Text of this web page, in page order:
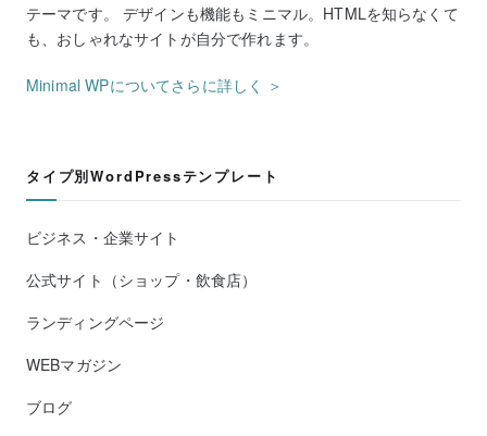
テーマです。 デザインも機能もミニマル。HTMLを知らなくて
も、おしゃれなサイトが自分で作れます。
Minimal WPについてさらに詳しく ＞
タイプ別WordPressテンプレート
ビジネス・企業サイト
公式サイト（ショップ・飲食店）
ランディングページ
WEBマガジン
ブログ